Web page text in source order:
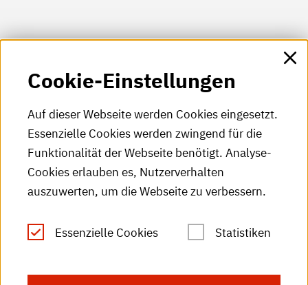
HKA-Shop
HKA-Videos
HKA-Podcast
HKA-Publikationen
RSS-Feed
Leichte Sprache
Cookie-Einstellungen
Auf dieser Webseite werden Cookies eingesetzt.
Essenzielle Cookies werden zwingend für die
Funktionalität der Webseite benötigt. Analyse-
Cookies erlauben es, Nutzerverhalten
auszuwerten, um die Webseite zu verbessern.
Essenzielle Cookies Statistiken